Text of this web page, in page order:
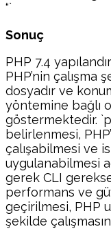
“`
Sonuç
PHP 7.4
PHP’nin
dosyadır ve
yöntemine bağlı
göstermektedir.
belirlenmesi,
çalışabilmesi ve
uygulanabilmesi
gerek CLI
performans ve
geçirilmesi, PHP
şekilde